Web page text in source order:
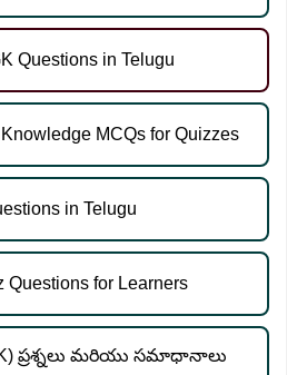
Questions in Telugu
MCQs for Quizzes
in Telugu
Questions for Learners
ప్రశ్నలు మరియు సమాధానాలు